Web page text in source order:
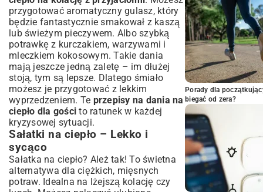
przygotować aromatyczny gulasz, który
będzie fantastycznie smakował z kaszą
lub świeżym pieczywem. Albo szybką
potrawkę z kurczakiem, warzywami i
mleczkiem kokosowym. Takie dania
mają jeszcze jedną zaletę – im dłużej
stoją, tym są lepsze. Dlatego śmiało
możesz je przygotować z lekkim
wyprzedzeniem. Te przepisy na dania na
ciepło dla gości to ratunek w każdej
kryzysowej sytuacji.
Sałatki na ciepło – Lekko i
sycąco
Sałatka na ciepło? Ależ tak! To świetna
alternatywa dla ciężkich, mięsnych
potraw. Idealna na lżejszą kolację czy
Porady dla
biegać od zera?